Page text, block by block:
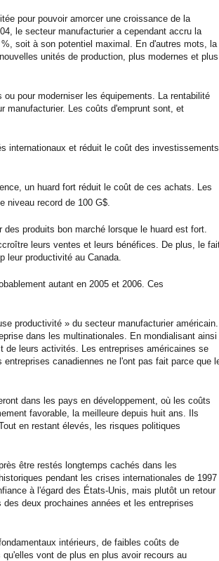
pour pouvoir amorcer une croissance de la
le secteur manufacturier a cependant accru la
soit à son potentiel maximal. En d'autres mots, la
unités de production, plus modernes et plus
pour moderniser les équipements. La rentabilité
manufacturier. Les coûts d'emprunt sont, et
internationaux et réduit le coût des
un huard fort réduit le coût de ces achats. Les
niveau record de 100 G$.
produits bon marché lorsque le huard est fort.
leurs ventes et leurs bénéfices. De plus, le
leur productivité au Canada.
autant en 2005 et 2006. Ces
productivité » du secteur manufacturier américain.
dans les multinationales. En mondialisant ainsi
de leurs activités. Les entreprises américaines se
canadiennes ne l'ont pas fait parce que
dans les pays en développement, où les coûts
favorable, la meilleure depuis huit ans. Ils
en restant élevés, les risques politiques
être restés longtemps cachés dans les
pendant les crises internationales de 1997
à l'égard des États-Unis, mais plutôt un retour
deux prochaines années et les entreprises
intérieurs, de faibles coûts de
vont de plus en plus avoir recours au